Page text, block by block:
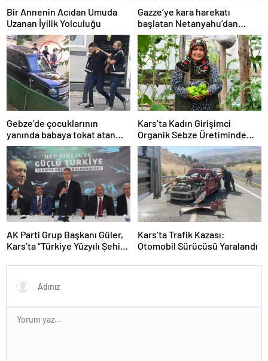
Bir Annenin Acıdan Umuda
Uzanan İyilik Yolculuğu
Gazze’ye kara harekatı
başlatan Netanyahu’dan
Erdoğan’a küstah sözler
Gebze’de çocuklarının
yanında babaya tokat atan
sürücü tutuklandı
Kars’ta Kadın Girişimci
Organik Sebze Üretiminde
Başarı Elde Etti
AK Parti Grup Başkanı Güler,
Kars’ta “Türkiye Yüzyılı Şehir
Açıklaması
Kars’ta Trafik Kazası:
Otomobil Sürücüsü Yaralandı